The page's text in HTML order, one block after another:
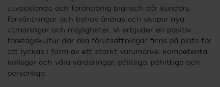
utvecklande och föränderlig bransch där kunders
förväntningar och behov ändras och skapar nya
utmaningar och möjligheter. Vi erbjuder en positiv
företagskultur där alla förutsättningar finns på plats för
att lyckas i form av ett starkt varumärke, kompetenta
kollegor och våra värderingar; pålitliga, påhittiga och
personliga.